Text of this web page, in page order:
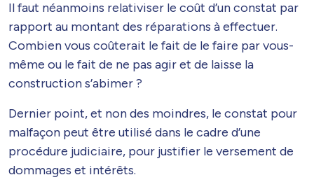
Il faut néanmoins relativiser le coût d’un constat par
rapport au montant des réparations à effectuer.
Combien vous coûterait le fait de le faire par vous-
même ou le fait de ne pas agir et de laisse la
construction s’abimer ?
Dernier point, et non des moindres, le constat pour
malfaçon peut être utilisé dans le cadre d’une
procédure judiciaire, pour justifier le versement de
dommages et intérêts.